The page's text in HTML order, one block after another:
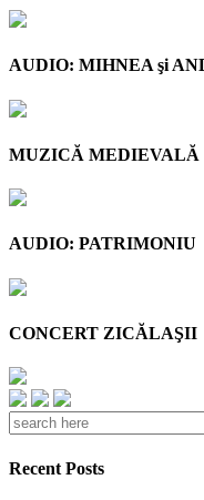
AUDIO: MIHNEA şi
MUZICĂ MEDIEVALĂ
AUDIO: PATRIMONIU
CONCERT ZICĂLAŞII
Recent Posts